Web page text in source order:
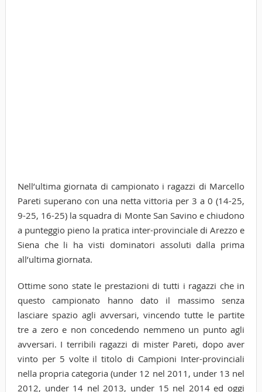
Nell’ultima giornata di campionato i ragazzi di Marcello
Pareti superano con una netta vittoria per 3 a 0 (14-25,
9-25, 16-25) la squadra di Monte San Savino e chiudono
a punteggio pieno la pratica inter-provinciale di Arezzo e
Siena che li ha visti dominatori assoluti dalla prima
all’ultima giornata.
Ottime sono state le prestazioni di tutti i ragazzi che in
questo campionato hanno dato il massimo senza
lasciare spazio agli avversari, vincendo tutte le partite
tre a zero e non concedendo nemmeno un punto agli
avversari. I terribili ragazzi di mister Pareti, dopo aver
vinto per 5 volte il titolo di Campioni Inter-provinciali
nella propria categoria (under 12 nel 2011, under 13 nel
2012, under 14 nel 2013, under 15 nel 2014 ed oggi